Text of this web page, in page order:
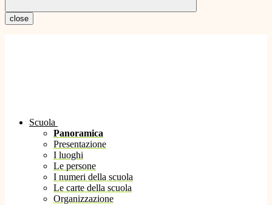
close
Scuola
Panoramica
Presentazione
I luoghi
Le persone
I numeri della scuola
Le carte della scuola
Organizzazione